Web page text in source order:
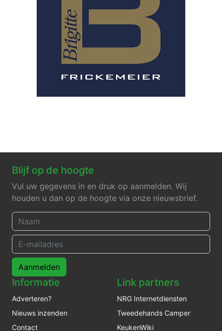
Blijf op de hoogte
Vul uw gegevens in en druk op aanmelden. Wij
houden u dan op de hoogte via onze nieuwsbrief.
Aanmelden
Informatie
Adverteren?
Nieuws inzenden
Contact
Link partners
NRG Internetdiensten
Tweedehands Camper
KeukenWiki